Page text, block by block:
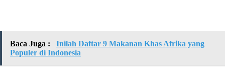
Baca Juga :
Inilah Daftar 9 Makanan Khas Afrika yang
Populer di Indonesia